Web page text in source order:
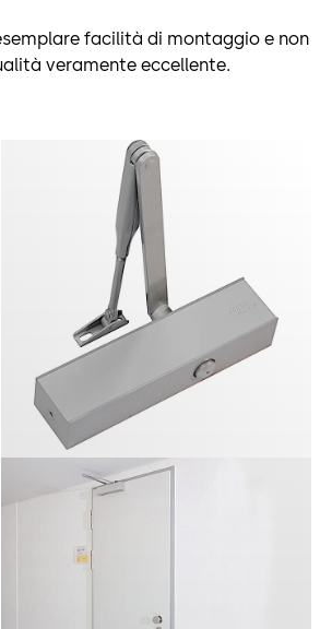
facilità di montaggio e non
veramente eccellente.